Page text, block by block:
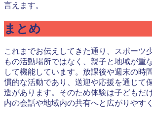
言えます。
まとめ
これまでお伝えしてきた通り、スポーツ
もの活動場所ではなく、親子と地域が重
して機能しています。放課後や週末の時
慣的な活動であり、送迎や応援を通じて
造があります。そのため体験は子どもだ
内の会話や地域内の共有へと広がりやす